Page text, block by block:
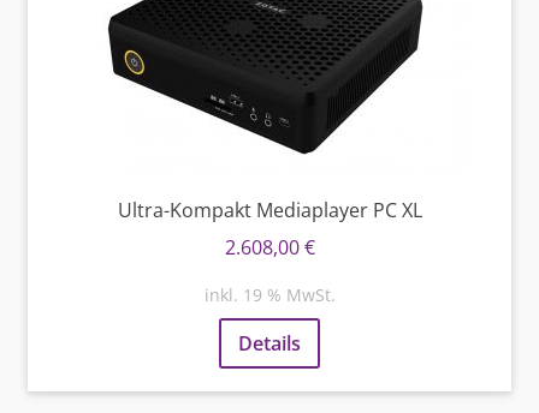
Ultra-Kompakt Mediaplayer PC XL
2.608,00€
inkl. 19 % MwSt.
Details